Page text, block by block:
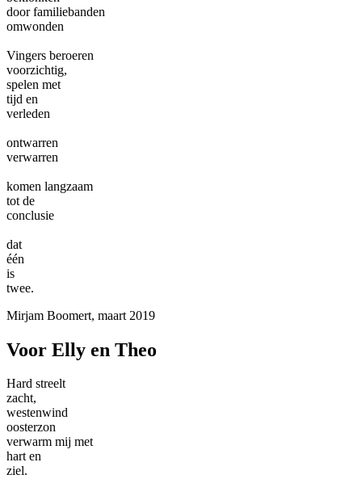
door familiebanden
omwonden
Vingers beroeren
voorzichtig,
spelen met
tijd en
verleden
ontwarren
verwarren
komen langzaam
tot de
conclusie
dat
één
is
twee.
Mirjam Boomert, maart 2019
Voor Elly en Theo
Hard streelt
zacht,
westenwind
oosterzon
verwarm mij met
hart en
ziel.